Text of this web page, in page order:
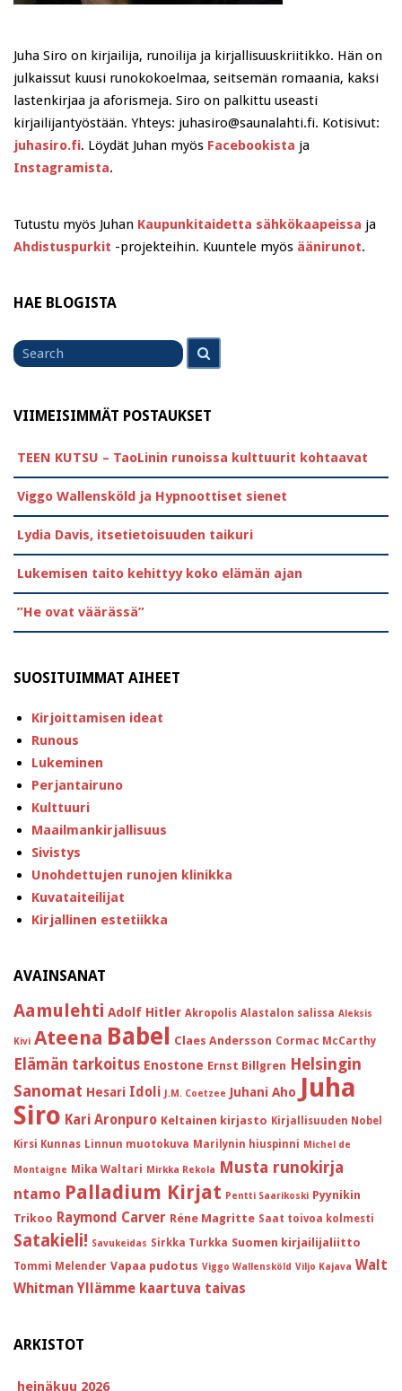
Juha Siro on kirjailija, runoilija ja kirjallisuuskriitikko. Hän on
julkaissut kuusi runokokoelmaa, seitsemän romaania, kaksi
lastenkirjaa ja aforismeja. Siro on palkittu useasti
kirjailijantyöstään. Yhteys: juhasiro@saunalahti.fi. Kotisivut:
juhasiro.fi. Löydät Juhan myös Facebookista ja
Instagramista.
Tutustu myös Juhan Kaupunkitaidetta sähkökaapeissa ja
Ahdistuspurkit -projekteihin. Kuuntele myös äänirunot.
HAE BLOGISTA
Search
for
VIIMEISIMMÄT POSTAUKSET
TEEN KUTSU – TaoLinin runoissa kulttuurit kohtaavat
Viggo Wallensköld ja Hypnoottiset sienet
Lydia Davis, itsetietoisuuden taikuri
Lukemisen taito kehittyy koko elämän ajan
”He ovat väärässä”
SUOSITUIMMAT AIHEET
Kirjoittamisen ideat
Runous
Lukeminen
Perjantairuno
Kulttuuri
Maailmankirjallisuus
Sivistys
Unohdettujen runojen klinikka
Kuvataiteilijat
Kirjallinen estetiikka
AVAINSANAT
Aamulehti Adolf Hitler Akropolis Alastalon salissa Aleksis
Kivi Ateena Babel Claes Andersson Cormac McCarthy
Elämän tarkoitus Enostone Ernst Billgren Helsingin
Sanomat Hesari Idoli J.M. Coetzee Juhani Aho Juha
Siro Kari Aronpuro Keltainen kirjasto Kirjallisuuden Nobel
Kirsi Kunnas Linnun muotokuva Marilynin hiuspinni Michel de
Montaigne Mika Waltari Mirkka Rekola Musta runokirja
ntamo Palladium Kirjat Pentti Saarikoski Pyynikin
Trikoo Raymond Carver Réne Magritte Saat toivoa kolmesti
Satakieli! Savukeidas Sirkka Turkka Suomen kirjailijaliitto
Tommi Melender Vapaa pudotus Viggo Wallensköld Viljo Kajava Walt
Whitman Yllämme kaartuva taivas
ARKISTOT
heinäkuu 2026